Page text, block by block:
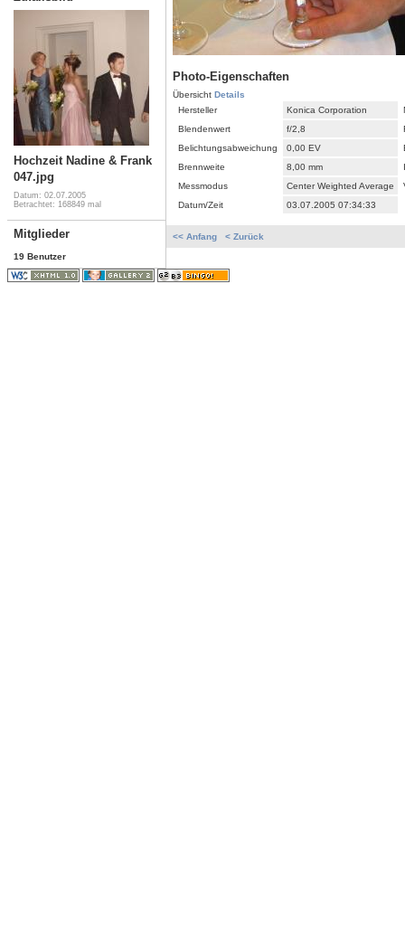
Hochzeit Nadine & Frank
047.jpg
Datum: 02.07.2005
Betrachtet: 168849 mal
Mitglieder
19 Benutzer
Photo-Eigenschaften
Übersicht Details
Hersteller
Konica Corporation
Blendenwert
f/2,8
Belichtungsabweichung
0,00 EV
Brennweite
8,00 mm
Messmodus
Center Weighted Average
Datum/Zeit
03.07.2005 07:34:33
<< Anfang < Zurück